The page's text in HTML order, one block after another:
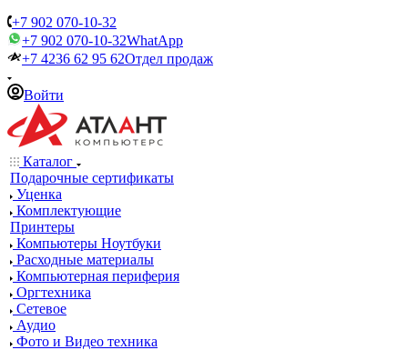
+7 902 070-10-32
+7 902 070-10-32WhatApp
+7 4236 62 95 62Отдел продаж
Войти
Каталог
Подарочные сертификаты
Уценка
Комплектующие
Принтеры
Компьютеры Ноутбуки
Расходные материалы
Компьютерная периферия
Оргтехника
Сетевое
Аудио
Фото и Видео техника